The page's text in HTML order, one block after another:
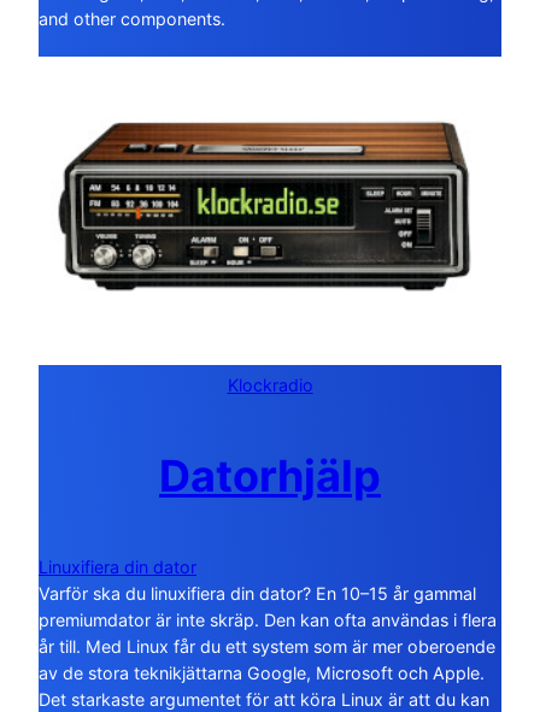
and other components.
Klockradio
Datorhjälp
Linuxifiera din dator
Varför ska du linuxifiera din dator? En 10–15 år gammal
premiumdator är inte skräp. Den kan ofta användas i flera
år till. Med Linux får du ett system som är mer oberoende
av de stora teknikjättarna Google, Microsoft och Apple.
Det starkaste argumentet för att köra Linux är att du kan